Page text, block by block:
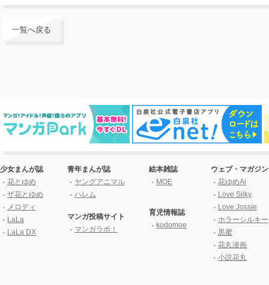
一覧へ戻る
少女まんが誌
花とゆめ
ザ花とゆめ
メロディ
LaLa
LaLa DX
青年まんが誌
ヤングアニマル
ハレム
マンガ投稿サイト
マンガラボ！
絵本雑誌
MOE
育児情報誌
kodomoe
ウェブ・マガジン
花ゆめAi
Love Silky
Love Jossie
ホラーシルキー
黒蜜
花丸漫画
小説花丸